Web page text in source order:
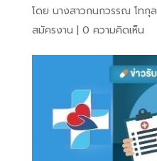
โดย นางสาวกนกวรรณ โทกุล
สมัครงาน | 0 ความคิดเห็น